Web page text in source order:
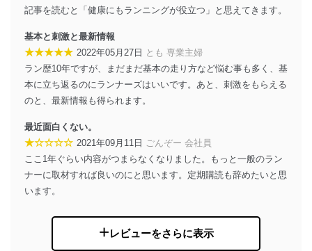
１．個人情報保護管理者
当社は以下の個人情報保護管理者を設置し、個人情報保
護管理者の責任のもと、個人情報を取得・アクセス・利
用・提供・管理いたします。
株式会社富士山マガジンサービス
個人情報保護管理者: 経営管理グループディレクター 前
田 嘉也
２．利用目的
当社が取り扱う開示対象個人情報の利用目的は次のとお
個人情報の種類 利用目的
記事を読むと「健康にもランニングが役立つ」と思えてきます。
基本と刺激と最新情報
★★★★★ 2022年05月27日 とも 専業主婦
ラン歴10年ですが、まだまだ基本の走り方など悩む事も多く、基
本に立ち返るのにランナーズはいいです。あと、刺激をもらえる
のと、最新情報も得られます。
最近面白くない。
★☆☆☆☆ 2021年09月11日
ごんぞー 会社員
ここ1年ぐらい内容がつまらなくなりました。もっと一般のラン
ナーに取材すれば良いのにと思います。定期購読も辞めたいと思
います。
レビューをさらに表示